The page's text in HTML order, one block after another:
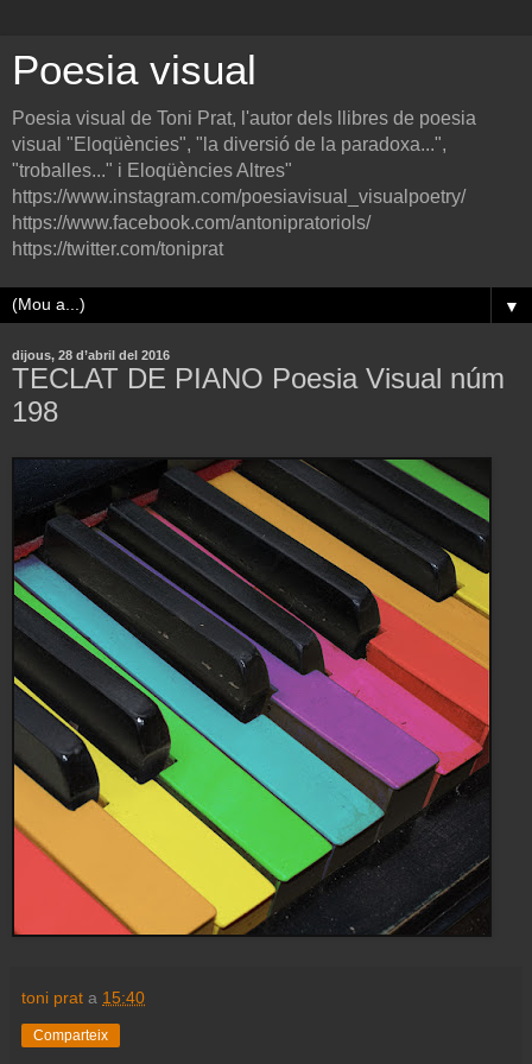
Poesia visual
Poesia visual de Toni Prat, l'autor dels llibres de poesia
visual "Eloqüències", "la diversió de la paradoxa...",
"troballes..." i Eloqüències Altres"
https://www.instagram.com/poesiavisual_visualpoetry/
https://www.facebook.com/antonipratoriols/
https://twitter.com/toniprat
▼
dijous, 28 d’abril del 2016
TECLAT DE PIANO Poesia Visual núm
198
toni prat a 15:40
Comparteix